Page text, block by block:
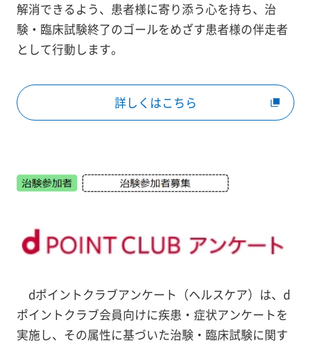
解消できるよう、患者様に寄り添う心を持ち、治
験・臨床試験終了のゴールをめざす患者様の伴走者
として行動します。
詳しくはこちら
dポイントクラブアンケート（ヘルスケア）は、d
ポイントクラブ会員向けに疾患・症状アンケートを
実施し、その属性に基づいた治験・臨床試験に関す